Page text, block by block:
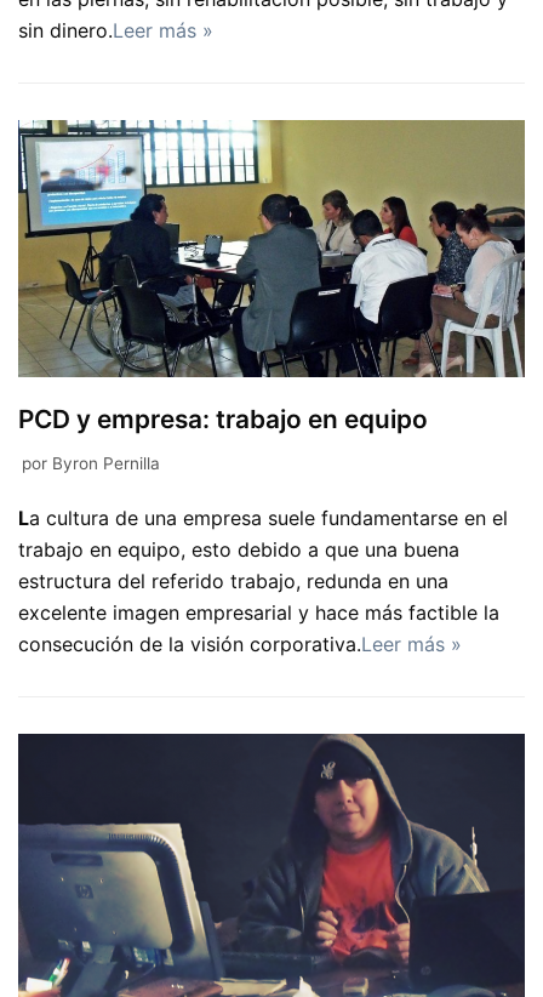
sin dinero.Leer más »
PCD y empresa: trabajo en equipo
por Byron Pernilla
La cultura de una empresa suele fundamentarse en el
trabajo en equipo, esto debido a que una buena
estructura del referido trabajo, redunda en una
excelente imagen empresarial y hace más factible la
consecución de la visión corporativa.Leer más »